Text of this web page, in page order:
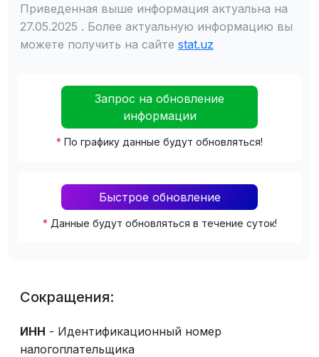
Приведенная выше информация актуальна на
27.05.2025 . Более актуальную информацию вы
можете получить на сайте stat.uz
Запрос на обновление
информации
* По графику данные будут обновляться!
Быстрое обновление
* Данные будут обновляться в течение суток!
Сокращения:
ИНН - Идентификационный номер
налогоплательщика